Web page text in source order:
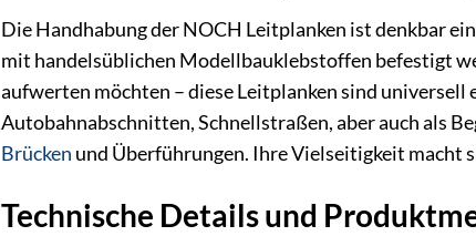
Die Handhabung der NOCH Leitplanken ist denkbar
mit handelsüblichen Modellbauklebstoffen befestigt
aufwerten möchten – diese Leitplanken sind universell
Autobahnabschnitten, Schnellstraßen, aber auch als
Brücken und Überführungen. Ihre Vielseitigkeit macht
Technische Details und